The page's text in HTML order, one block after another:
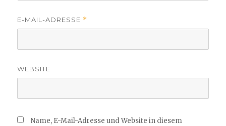
E-MAIL-ADRESSE *
WEBSITE
Name, E-Mail-Adresse und Website in diesem